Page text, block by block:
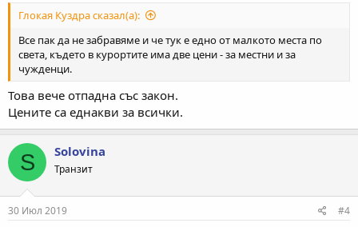
Глокая Куздра сказал(а):
Все пак да не забравяме и че тук е едно от малкото места по
света, където в курортите има две цени - за местни и за
чужденци.
Това вече отпадна със закон.
Цените са еднакви за всички.
S Solovina
Транзит
30 Июл 2019 #4